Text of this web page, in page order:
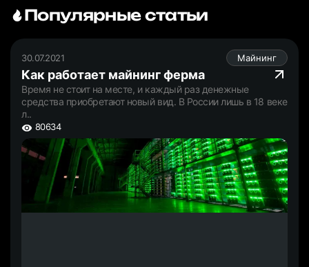
Популярные статьи
30.07.2021 Майнинг
Как работает майнинг ферма
Время не стоит на месте, и каждый раз денежные
средства приобретают новый вид. В России лишь в 18 веке
л..
80634